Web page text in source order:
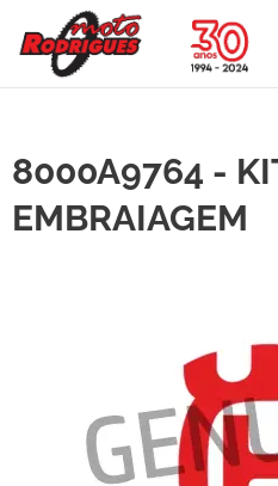
8000A9764 -
EMBRAIAGEM